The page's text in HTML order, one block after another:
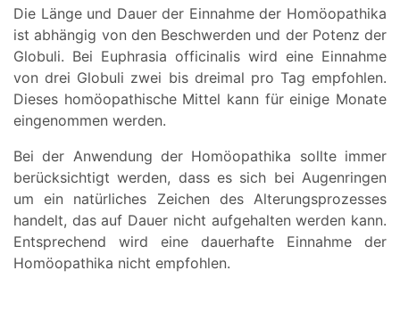
Die Länge und Dauer der Einnahme der Homöopathika
ist abhängig von den Beschwerden und der Potenz der
Globuli. Bei Euphrasia officinalis wird eine Einnahme
von drei Globuli zwei bis dreimal pro Tag empfohlen.
Dieses homöopathische Mittel kann für einige Monate
eingenommen werden.
Bei der Anwendung der Homöopathika sollte immer
berücksichtigt werden, dass es sich bei Augenringen
um ein natürliches Zeichen des Alterungsprozesses
handelt, das auf Dauer nicht aufgehalten werden kann.
Entsprechend wird eine dauerhafte Einnahme der
Homöopathika nicht empfohlen.